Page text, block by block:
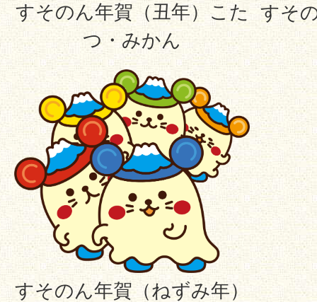
すそのん年賀（丑年）こた
つ・みかん
すそ
すそのん年賀（ねずみ年）